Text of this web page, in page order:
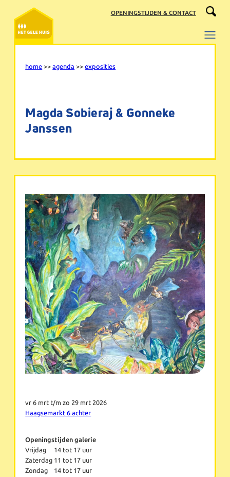
naar
inhoud
OPENINGSTIJDEN & CONTACT
home >>agenda >>exposities
Magda Sobieraj & Gonneke
Janssen
vr 6 mrt t/m zo 29 mrt 2026
Haagsemarkt 6 achter
Openingstijden galerie
Vrijdag
14 tot 17 uur
Zaterdag 11 tot 17 uur
Zondag
14 tot 17 uur